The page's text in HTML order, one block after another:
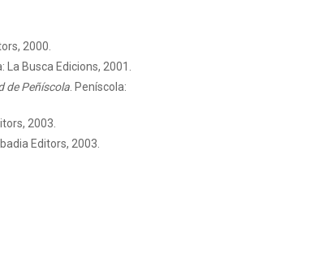
2000.
La Busca Edicions, 2001.
de Peñíscola. Peníscola:
2003.
Editors, 2003.